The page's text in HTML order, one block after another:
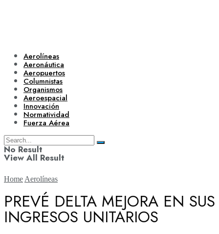
Aerolíneas
Aeronáutica
Aeropuertos
Columnistas
Organismos
Aeroespacial
Innovación
Normatividad
Fuerza Aérea
No Result
View All Result
Aerolíneas
Home Aerolíneas
PREVÉ DELTA MEJORA EN SUS
INGRESOS UNITARIOS